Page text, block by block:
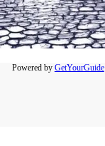
Powered by GetYourGuide